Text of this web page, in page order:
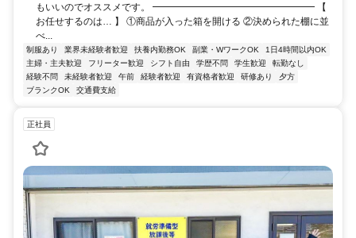
もいいのでオススメです。 ━━━━━━━━━━━━━━━━━ 【
お任せするのは… 】 ①商品が入った箱を開ける ②決められた棚に並
べ...
制服あり 業界未経験者歓迎 扶養内勤務OK 副業・WワークOK
1日4時間以内OK
主婦・主夫歓迎
フリーター歓迎 シフト自由 学歴不問 学生歓迎
転勤なし
経験不問
未経験者歓迎 午前 経験者歓迎 有資格者歓迎 研修あり
夕方
ブランクOK
交通費支給
正社員